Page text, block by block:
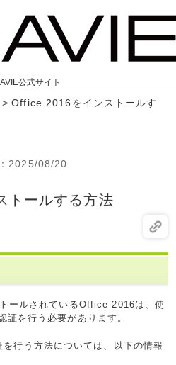
公式サイト
> Office 2016をインストールす
：2025/08/20
トールする方法
ールされているOffice 2016は、使
証を行う必要があります。
行う方法については、以下の情報